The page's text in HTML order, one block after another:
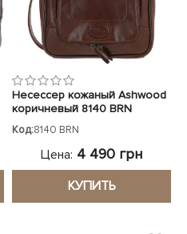
Несессер кожаный Ashwood
коричневый 8140 BRN
Код:8140 BRN
Цена: 4 490 грн
КУПИТЬ